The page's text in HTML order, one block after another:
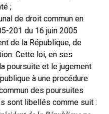
;
de droit commun en
201 du 16 juin 2005
de la République, de
Cette loi, en ses
poursuite et le jugement
à une procédure
des poursuites
sont libellés comme suit :